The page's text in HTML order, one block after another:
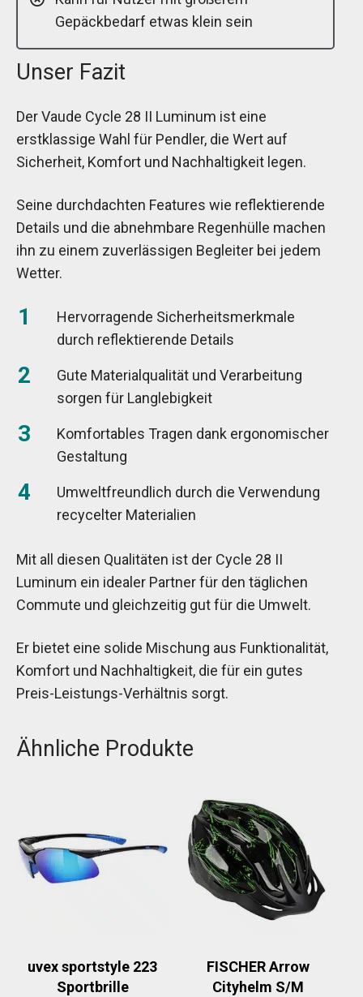
Gepäckbedarf etwas klein sein
Unser Fazit
Der Vaude Cycle 28 II Luminum ist eine
erstklassige Wahl für Pendler, die Wert auf
Sicherheit, Komfort und Nachhaltigkeit legen.
Seine durchdachten Features wie reflektierende
Details und die abnehmbare Regenhülle machen
ihn zu einem zuverlässigen Begleiter bei jedem
Wetter.
Hervorragende Sicherheitsmerkmale
durch reflektierende Details
Gute Materialqualität und Verarbeitung
sorgen für Langlebigkeit
Komfortables Tragen dank ergonomischer
Gestaltung
Umweltfreundlich durch die Verwendung
recycelter Materialien
Mit all diesen Qualitäten ist der Cycle 28 II
Luminum ein idealer Partner für den täglichen
Commute und gleichzeitig gut für die Umwelt.
Er bietet eine solide Mischung aus Funktionalität,
Komfort und Nachhaltigkeit, die für ein gutes
Preis-Leistungs-Verhältnis sorgt.
Ähnliche Produkte
uvex sportstyle 223
Sportbrille
FISCHER Arrow
Cityhelm S/M